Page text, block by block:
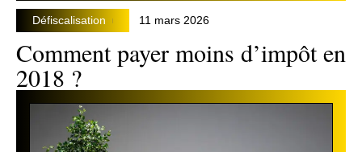
Défiscalisation 11 mars 2026
Comment payer moins d’impôt en
2018 ?